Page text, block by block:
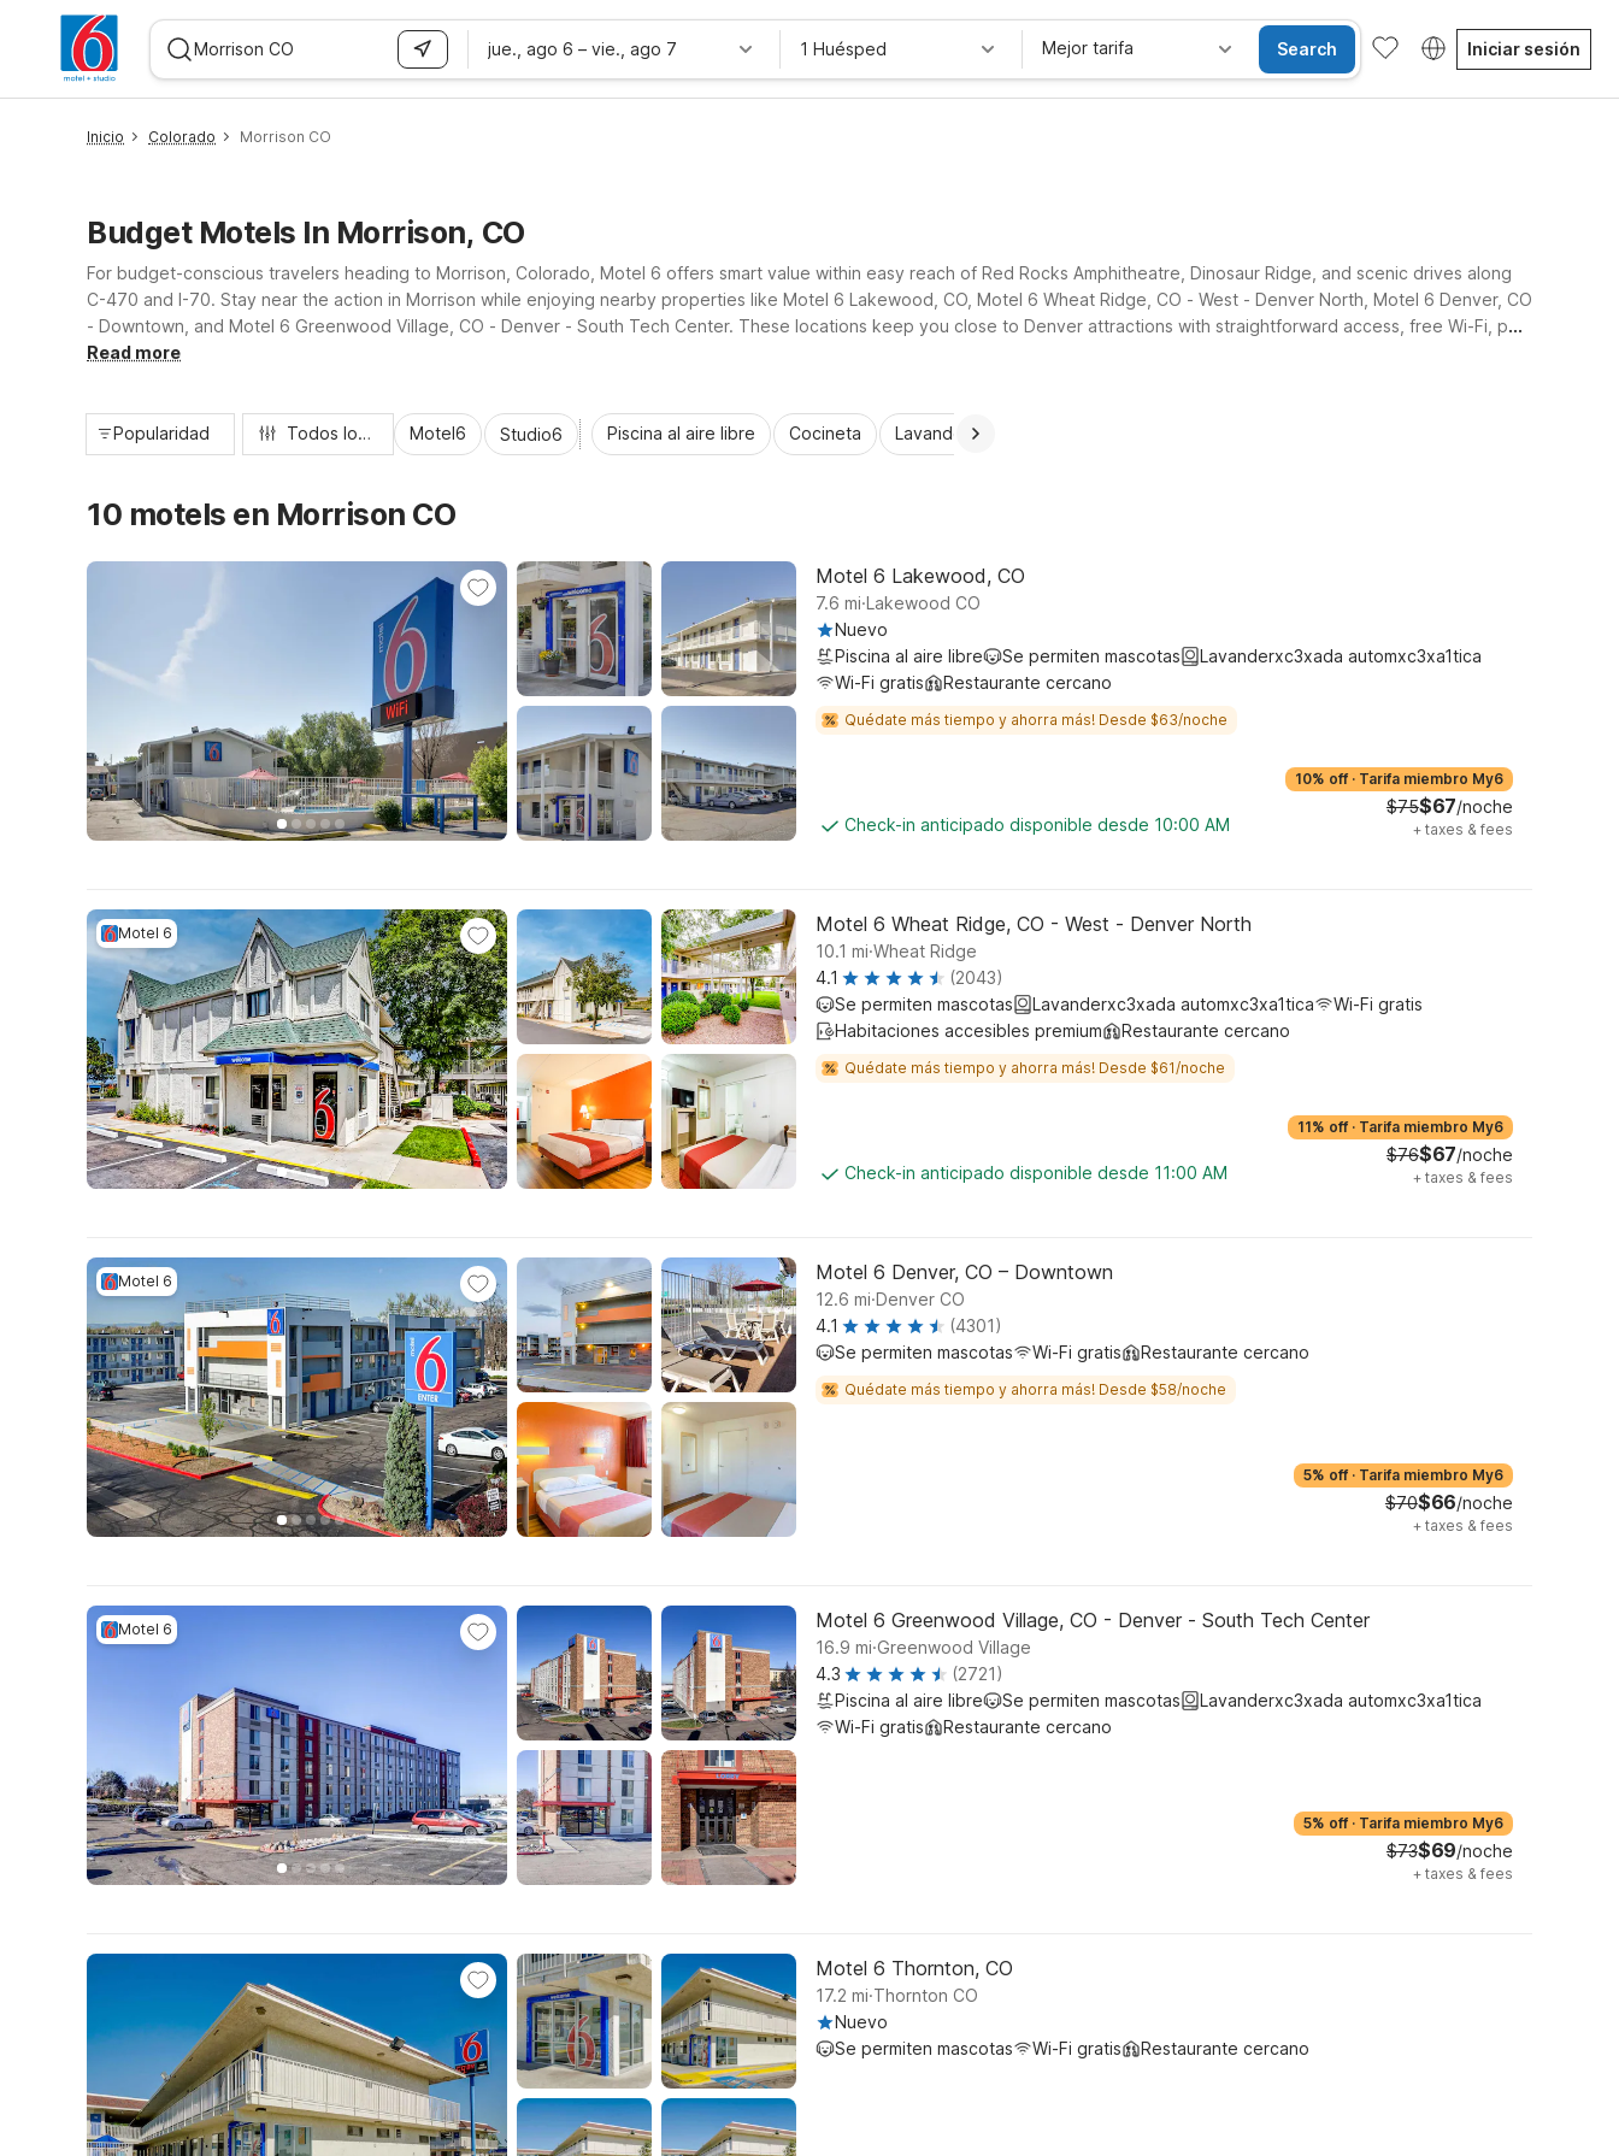
jue., ago 6 – vie., ago 7 1 Huésped Mejor tarifa Search Iniciar sesión
Inicio Colorado Morrison CO
Budget Motels In Morrison, CO
For budget-conscious travelers heading to Morrison, Colorado, Motel 6 offers smart value within easy reach of Red Rocks Amphitheatre, Dinosaur Ridge, and scenic drives along
C-470 and I-70. Stay near the action in Morrison while enjoying nearby properties like Motel 6 Lakewood, CO, Motel 6 Wheat Ridge, CO - West - Denver North, Motel 6 Denver, CO
- Downtown, and Motel 6 Greenwood Village, CO - Denver - South Tech Center. These locations keep you close to Denver attractions with straightforward access, free Wi-Fi, pet-
friendly rooms, and convenient parking, so you can relax and recharge without stretching your travel budget.
Read more
Popularidad Todos los filtros Motel6 Studio6 Piscina al aire libre Cocineta Lavandería automática
10 motels en Morrison CO
Motel 6 Lakewood, CO
7.6 mi.Lakewood CO
Nuevo
Piscina al aire libre
Se permiten mascotas
Lavanderxc3xada automxc3xa1tica
Wi-Fi gratis
Restaurante cercano
Quédate más tiempo y ahorra más! Desde $63/noche
Check-in anticipado disponible desde 10:00 AM
10% off · Tarifa miembro My6
$75$67/noche
+ taxes & fees
Motel 6 Motel 6 Wheat Ridge, CO - West - Denver North
10.1 mi.Wheat Ridge
4.1
(2043)
Se permiten mascotas
Lavanderxc3xada automxc3xa1tica
Wi-Fi gratis
Habitaciones accesibles premium
Restaurante cercano
Quédate más tiempo y ahorra más! Desde $61/noche
Check-in anticipado disponible desde 11:00 AM
11% off · Tarifa miembro My6
$76$67/noche
+ taxes & fees
Motel 6 Motel 6 Denver, CO – Downtown
12.6 mi.Denver CO
4.1
(4301)
Se permiten mascotas
Wi-Fi gratis Restaurante cercano
Quédate más tiempo y ahorra más! Desde $58/noche
5% off · Tarifa miembro My6
$70$66/noche
+ taxes & fees
Motel 6 Motel 6 Greenwood Village, CO - Denver - South Tech Center
16.9 mi.Greenwood Village
4.3
(2721)
Piscina al aire libre
Se permiten mascotas
Lavanderxc3xada automxc3xa1tica
Wi-Fi gratis
Restaurante cercano
5% off · Tarifa miembro My6
$73$69/noche
+ taxes & fees
Motel 6 Thornton, CO
17.2 mi.Thornton CO
Nuevo
Se permiten mascotas
Wi-Fi gratis Restaurante cercano